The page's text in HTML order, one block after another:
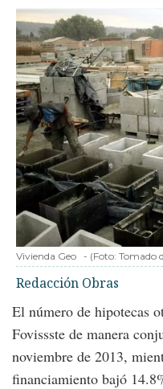
Vivienda Geo - (Foto: Tomado
Redacción Obras
El número de hipotecas
Fovissste de manera
noviembre de 2013,
financiamiento bajó